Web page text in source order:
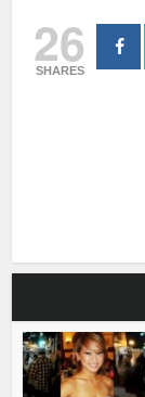
26
SHARES